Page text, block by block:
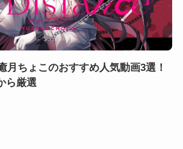
月ちょこのおすすめ人気動画3選！
ら厳選